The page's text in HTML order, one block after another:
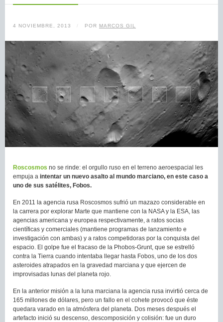
4 NOVIEMBRE, 2013 / POR MARCOS GIL
Roscosmos no se rinde: el orgullo ruso en el terreno aeroespacial les
empuja a intentar un nuevo asalto al mundo marciano, en este caso a
uno de sus satélites, Fobos.
En 2011 la agencia rusa Roscosmos sufrió un mazazo considerable en
la carrera por explorar Marte que mantiene con la NASA y la ESA, las
agencias americana y europea respectivamente, a ratos socias
científicas y comerciales (mantiene programas de lanzamiento e
investigación con ambas) y a ratos competidoras por la conquista del
espacio. El golpe fue el fracaso de la Phobos-Grunt, que se estrelló
contra la Tierra cuando intentaba llegar hasta Fobos, uno de los dos
asteroides atrapados en la gravedad marciana y que ejercen de
improvisadas lunas del planeta rojo.
En la anterior misión a la luna marciana la agencia rusa invirtió cerca de
165 millones de dólares, pero un fallo en el cohete provocó que éste
quedara varado en la atmósfera del planeta. Dos meses después el
artefacto inició su descenso, descomposición y colisión: fue un duro